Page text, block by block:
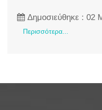
Δημοσιεύθηκε : 02
Περισσότερα...